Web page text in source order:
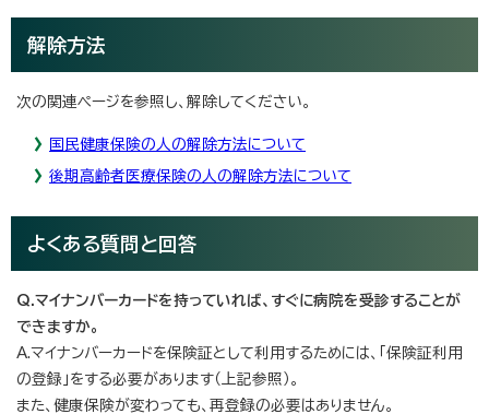
解除方法
次の関連ページを参照し、解除してください。
国民健康保険の人の解除方法について
後期高齢者医療保険の人の解除方法について
よくある質問と回答
Q.マイナンバーカードを持っていれば、すぐに病院を受診することが
できますか。
A.マイナンバーカードを保険証として利用するためには、「保険証利用
の登録」をする必要があります（上記参照）。
また、健康保険が変わっても、再登録の必要はありません。